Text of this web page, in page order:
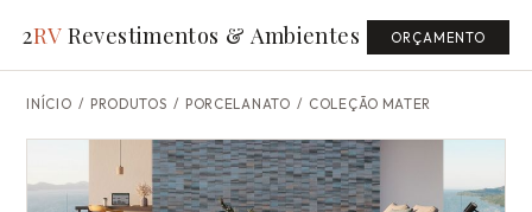
2RVRevestimentos & Ambientes ORÇAMENTO
INÍCIO / PRODUTOS / PORCELANATO / COLEÇÃO MATER